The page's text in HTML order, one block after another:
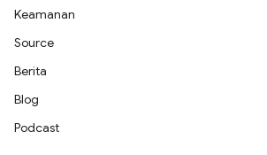
Keamanan
Source
Berita
Blog
Podcast